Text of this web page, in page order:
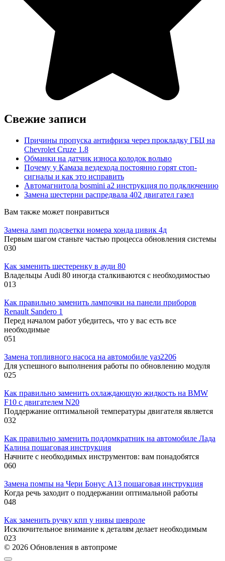
Свежие записи
Причины пропуска антифриза через прокладку ГБЦ на
Chevrolet Cruze 1.8
Обманки на датчик износа колодок вольво
Почему у Камаза вездехода постоянно горят стоп-
сигналы и как это исправить
Автомагнитола bosmini а2 инструкция по подключению
Замена шестерни распредвала 402 двигател газел
Вам также может понравиться
Замена ламп подсветки номера хонда цивик 4д
Первым шагом станьте частью процесса обновления системы
030
Как заменить шестеренку в ауди 80
Владельцы Audi 80 иногда сталкиваются с необходимостью
013
Как правильно заменить лампочки на панели приборов
Renault Sandero 1
Перед началом работ убедитесь, что у вас есть все
необходимые
051
Замена топливного насоса на автомобиле уаз2206
Для успешного выполнения работы по обновлению модуля
025
Как правильно заменить охлаждающую жидкость на BMW
F10 с двигателем N20
Поддержание оптимальной температуры двигателя является
032
Как правильно заменить поддомкратник на автомобиле Лада
Калина пошаговая инструкция
Начните с необходимых инструментов: вам понадобятся
060
Замена помпы на Чери Бонус А13 пошаговая инструкция
Когда речь заходит о поддержании оптимальной работы
048
Как заменить ручку кпп у нивы шевроле
Исключительное внимание к деталям делает необходимым
023
© 2026 Обновления в автопроме